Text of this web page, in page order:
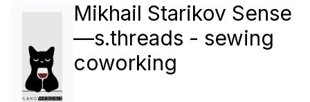
Mikhail Starikov Sense
—s.threads - sewing
coworking